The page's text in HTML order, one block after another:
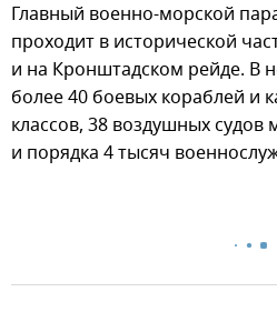
Главный военно-морской
проходит в исторической
и на Кронштадском рейде. В
более 40 боевых кораблей и
классов, 38 воздушных судов
и порядка 4 тысяч